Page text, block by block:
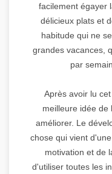
facilement égayer
délicieux plats et
habitude qui ne
grandes vacances,
par
Après avoir lu
meilleure idée de
améliorer. Le
chose qui vient
motivation et de
d'utiliser toutes les